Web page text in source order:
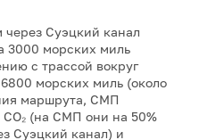
Суэцкий канал
3000 морских миль
с трассой вокруг
морских миль (около
маршрута, СМП
CO₂ (на СМП они на 50%
Суэцкий канал) и